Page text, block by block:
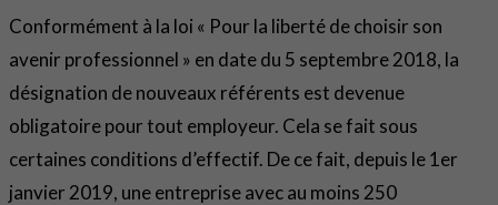
Conformément à la loi « Pour la liberté de choisir son
avenir professionnel » en date du 5 septembre 2018, la
désignation de nouveaux référents est devenue
obligatoire pour tout employeur. Cela se fait sous
certaines conditions d’effectif. De ce fait, depuis le 1er
janvier 2019, une entreprise avec au moins 250